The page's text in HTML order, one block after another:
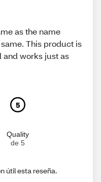
as the name
This product is
and works just as
5
Quality
de 5
útil esta reseña.